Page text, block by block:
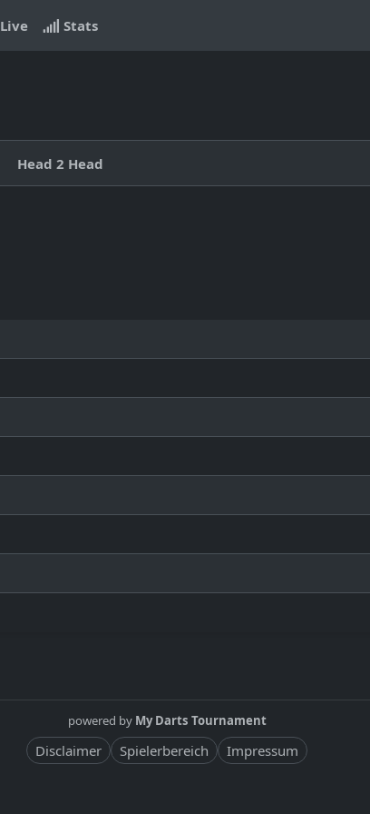
Live Stats
Head 2 Head
powered by My Darts Tournament
Disclaimer Spielerbereich Impressum